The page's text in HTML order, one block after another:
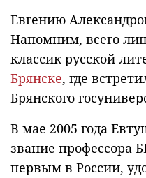
Евгению
Напомним, всего
классик русской
Брянске, где
Брянского
В мае 2005 года
звание профессора
первым в России,